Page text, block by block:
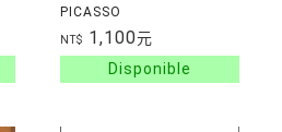
PICASSO
NT$ 1,100元